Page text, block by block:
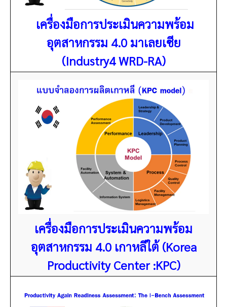
เครื่องมือการประเมินความพร้อม
อุตสาหกรรม 4.0 มาเลยเซีย
(Industry4 WRD-RA)
เครื่องมือการประเมินความพร้อม
อุตสาหกรรม 4.0 เกาหลีใต้ (Korea
Productivity Center :KPC)